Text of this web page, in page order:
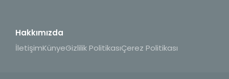
Hakkımızda
İletişimKünyeGizlilik PolitikasıÇerez Politikası